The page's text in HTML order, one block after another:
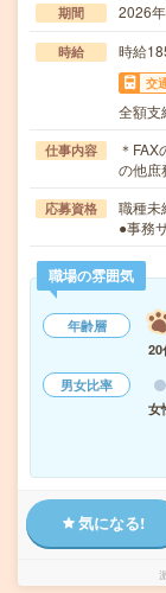
期間 2026
時給 時給
交
全額支
仕事内容
＊
の他庶
応募資格
職種未
●事務
職場の雰囲気
年齢層
20
男女比率
女
気になる!